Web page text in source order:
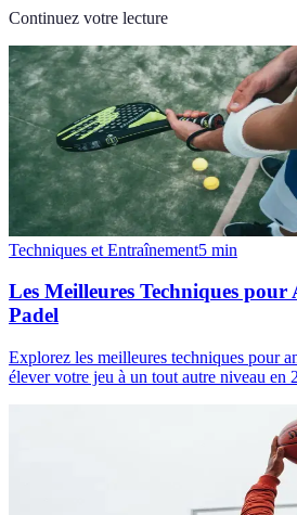
Continuez votre lecture
Techniques et Entraînement5 min
Les Meilleures Techniques
Padel
Explorez les meilleures techniques pour
élever votre jeu à un tout autre niveau en